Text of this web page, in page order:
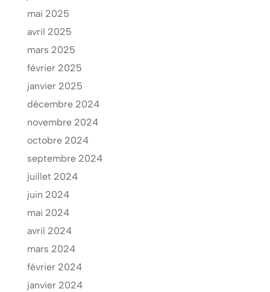
mai 2025
avril 2025
mars 2025
février 2025
janvier 2025
décembre 2024
novembre 2024
octobre 2024
septembre 2024
juillet 2024
juin 2024
mai 2024
avril 2024
mars 2024
février 2024
janvier 2024